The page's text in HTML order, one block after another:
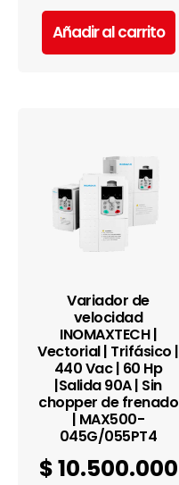
Añadir al carrito
Variador de
velocidad
INOMAXTECH |
Vectorial | Trifásico |
440 Vac | 60 Hp
|Salida 90A | Sin
chopper de frenado
| MAX500-
045G/055PT4
$10.500.000